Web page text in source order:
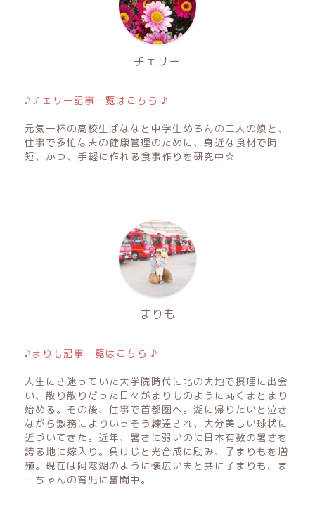
チェリー
♪チェリー記事一覧はこちら ♪
元気一杯の高校生ばななと中学生めろんの二人の娘と、
仕事で多忙な夫の健康管理のために、身近な食材で時
短、かつ、手軽に作れる食事作りを研究中☆
まりも
♪まりも記事一覧はこちら ♪
人生にさ迷っていた大学院時代に北の大地で摂理に出会
い、散り散りだった日々がまりものように丸くまとまり
始める。その後、仕事で首都圏へ。湖に帰りたいと泣き
ながら激務によりいっそう練達され、大分美しい球状に
近づいてきた。近年、暑さに弱いのに日本有数の暑さを
誇る地に嫁入り。負けじと光合成に励み、子まりもを増
殖。現在は阿寒湖のように懐広い夫と共に子まりも、ま
ーちゃんの育児に奮闘中。